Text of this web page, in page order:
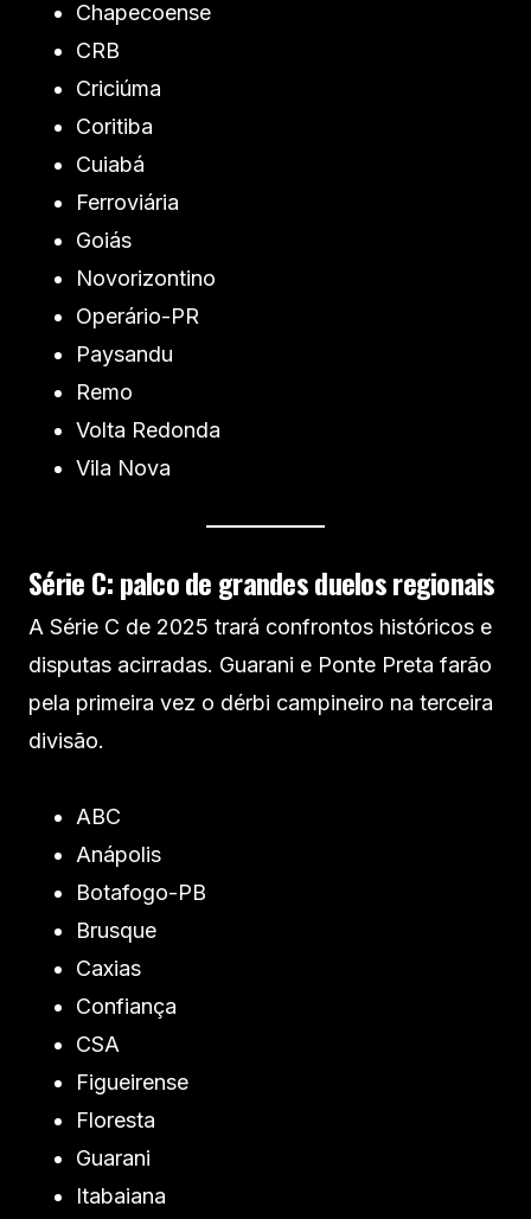
Chapecoense
CRB
Criciúma
Coritiba
Cuiabá
Ferroviária
Goiás
Novorizontino
Operário-PR
Paysandu
Remo
Volta Redonda
Vila Nova
Série C: palco de grandes duelos regionais
A Série C de 2025 trará confrontos históricos e
disputas acirradas. Guarani e Ponte Preta farão
pela primeira vez o dérbi campineiro na terceira
divisão.
ABC
Anápolis
Botafogo-PB
Brusque
Caxias
Confiança
CSA
Figueirense
Floresta
Guarani
Itabaiana